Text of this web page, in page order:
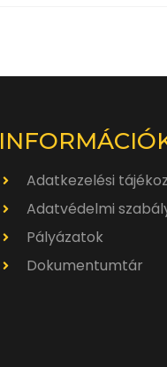
Adatkezelési
Adatvédelmi
Pályázatok
Dokumentumtár